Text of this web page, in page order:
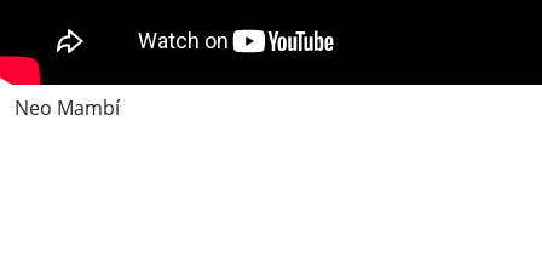
Neo Mambí